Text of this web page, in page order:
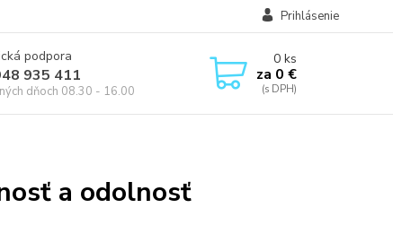
Prihlásenie
podpora
935 411
dňoch 08.30 - 16.00
0ks
za 0 €
a odolnosť